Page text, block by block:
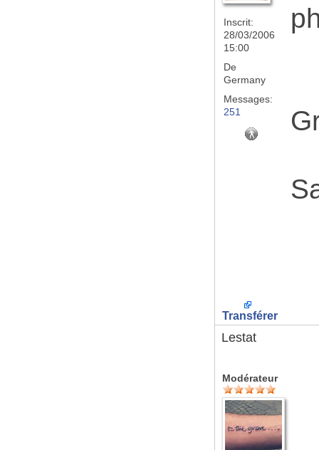
Inscrit:
28/03/2006
15:00
De
Germany
Messages:
251
Transférer
Lestat
Modérateur